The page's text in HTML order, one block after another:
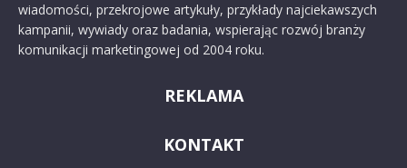
wiadomości, przekrojowe artykuły, przykłady najciekawszych
kampanii, wywiady oraz badania, wspierając rozwój branży
komunikacji marketingowej od 2004 roku.
REKLAMA
KONTAKT